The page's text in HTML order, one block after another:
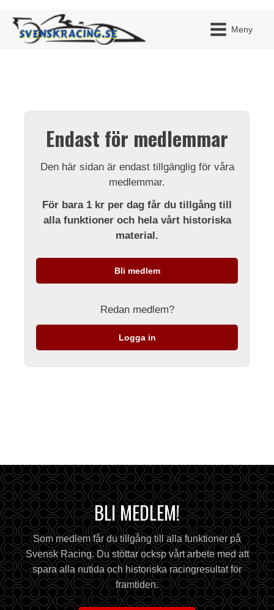
Meny
Endast för medlemmar
Den här sidan är endast tillgänglig för våra
medlemmar.
För bara 1 kr per dag får du tillgång till
alla funktioner och hela vårt historiska
material.
Bli medlem
Redan medlem?
Logga in
BLI MEDLEM!
Som medlem får du tillgång till alla funktioner på
Svensk Racing. Du stöttar ocksp vårt arbete med att
spara alla nutida och historiska racingresultat för
framtiden.